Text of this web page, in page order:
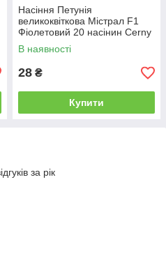
Насіння Петунія
великоквіткова Містрал F1
Фіолетовий 20 насінин Cerny
В наявності
28 ₴
Купити
за рік